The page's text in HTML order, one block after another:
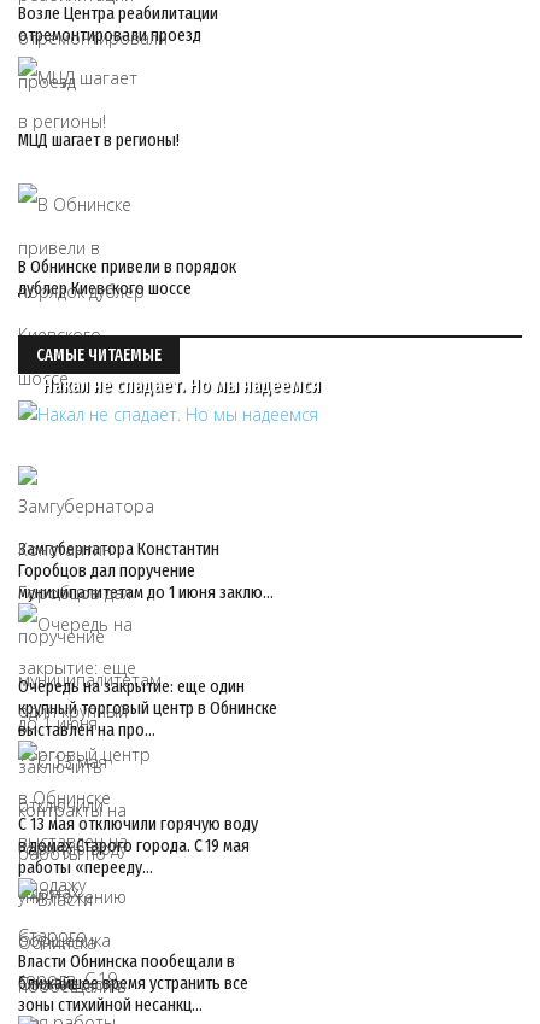
Возле Центра реабилитации
отремонтировали проезд
МЦД шагает в регионы!
В Обнинске привели в порядок
дублер Киевского шоссе
САМЫЕ ЧИТАЕМЫЕ
Накал не спадает. Но мы надеемся
Замгубернатора Константин
Горобцов дал поручение
муниципалитетам до 1 июня заклю…
Очередь на закрытие: еще один
крупный торговый центр в Обнинске
выставлен на про…
С 13 мая отключили горячую воду
в домах Старого города. С 19 мая
работы «перееду…
Власти Обнинска пообещали в
ближайшее время устранить все
зоны стихийной несанкц…